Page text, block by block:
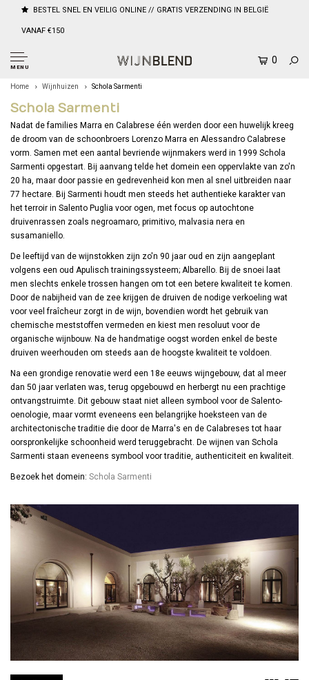
BESTEL SNEL EN VEILIG ONLINE // GRATIS VERZENDING IN BELGIË
VANAF €150
MENU
0
Home Wijnhuizen Schola Sarmenti
Schola Sarmenti
Nadat de families Marra en Calabrese één werden door een huwelijk kreeg
de droom van de schoonbroers Lorenzo Marra en Alessandro Calabrese
vorm. Samen met een aantal bevriende wijnmakers werd in 1999 Schola
Sarmenti opgestart. Bij aanvang telde het domein een oppervlakte van zo'n
20 ha, maar door passie en gedrevenheid kon men al snel uitbreiden naar
77 hectare. Bij Sarmenti houdt men steeds het authentieke karakter van
het terroir in Salento Puglia voor ogen, met focus op autochtone
druivenrassen zoals negroamaro, primitivo, malvasia nera en
susamaniello.
De leeftijd van de wijnstokken zijn zo'n 90 jaar oud en zijn aangeplant
volgens een oud Apulisch trainingssysteem; Albarello. Bij de snoei laat
men slechts enkele trossen hangen om tot een betere kwaliteit te komen.
Door de nabijheid van de zee krijgen de druiven de nodige verkoeling wat
voor veel fraîcheur zorgt in de wijn, bovendien wordt het gebruik van
chemische meststoffen vermeden en kiest men resoluut voor de
organische wijnbouw. Na de handmatige oogst worden enkel de beste
druiven weerhouden om steeds aan de hoogste kwaliteit te voldoen.
Na een grondige renovatie werd een 18e eeuws wijngebouw, dat al meer
dan 50 jaar verlaten was, terug opgebouwd en herbergt nu een prachtige
ontvangstruimte. Dit gebouw staat niet alleen symbool voor de Salento-
oenologie, maar vormt eveneens een belangrijke hoeksteen van de
architectonische traditie die door de Marra's en de Calabreses tot haar
oorspronkelijke schoonheid werd teruggebracht. De wijnen van Schola
Sarmenti staan eveneens symbool voor traditie, authenticiteit en kwaliteit.
Bezoek het domein: Schola Sarmenti